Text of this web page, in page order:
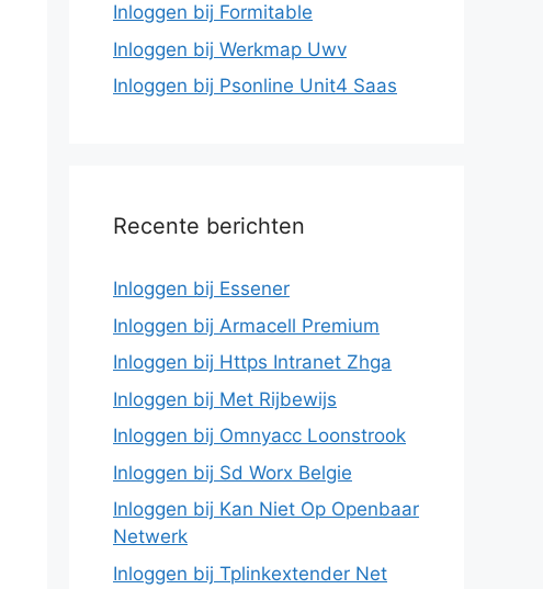
Inloggen bij Formitable
Inloggen bij Werkmap Uwv
Inloggen bij Psonline Unit4 Saas
Recente berichten
Inloggen bij Essener
Inloggen bij Armacell Premium
Inloggen bij Https Intranet Zhga
Inloggen bij Met Rijbewijs
Inloggen bij Omnyacc Loonstrook
Inloggen bij Sd Worx Belgie
Inloggen bij Kan Niet Op Openbaar
Netwerk
Inloggen bij Tplinkextender Net